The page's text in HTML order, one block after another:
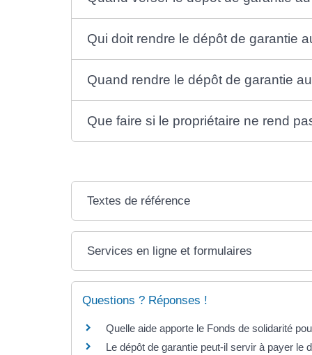
Qui doit rendre le dépôt de garantie
Quand rendre le dépôt de garantie
Que faire si le propriétaire ne rend
Textes de référence
Services en ligne et formulaires
Questions ? Réponses !
Quelle aide apporte le Fonds de solidarité
Le dépôt de garantie peut-il servir à payer le